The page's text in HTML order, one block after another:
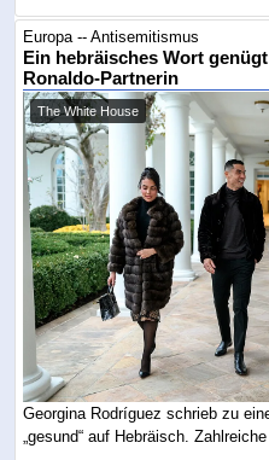
Europa -- Antisemitismus
Ein hebräisches Wort
Ronaldo-Partnerin
The White House
Georgina Rodríguez schrieb zu
„gesund“ auf Hebräisch. Zahlreiche